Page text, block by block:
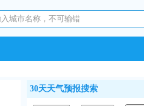
30天天气预报搜索